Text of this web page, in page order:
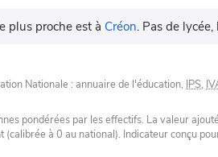
plus proche est à Créon. Pas de
Nationale : annuaire de l'éducation, IPS,
pondérées par les effectifs. La valeur
(calibrée à 0 au national). Indicateur conçu